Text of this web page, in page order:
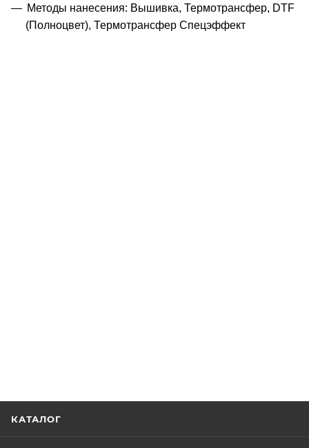
Методы нанесения: Вышивка, Термотрансфер, DTF
(Полноцвет), Термотрансфер Спецэффект
КАТАЛОГ